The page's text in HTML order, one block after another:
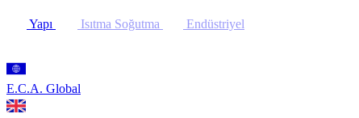
Yapı Isıtma Soğutma Endüstriyel
E.C.A. Global